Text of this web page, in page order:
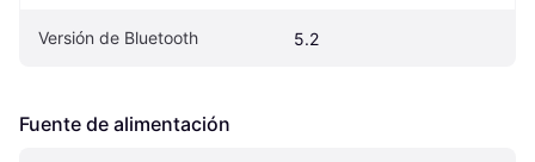
Versión de Bluetooth 5.2
Fuente de alimentación